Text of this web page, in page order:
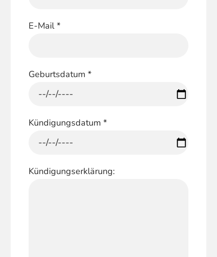
E-Mail*
Geburtsdatum*
Kündigungsdatum*
Kündigungserklärung: